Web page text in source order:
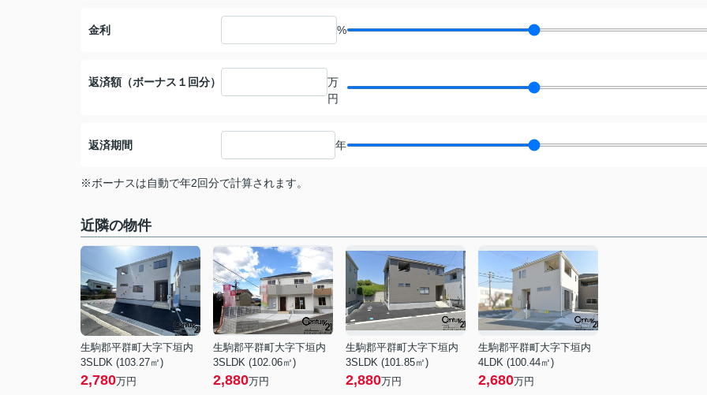
金利 %
返済額（ボーナス１回分）
万
円
返済期間 年
※ボーナスは自動で年2回分で計算されます。
近隣の物件
生駒郡平群町大字下垣内
3SLDK (103.27㎡)
2,780万円
生駒郡平群町大字下垣内
3SLDK (102.06㎡)
2,880万円
生駒郡平群町大字下垣内
3SLDK (101.85㎡)
2,880万円
生駒郡平群町大字下垣内
4LDK (100.44㎡)
2,680万円